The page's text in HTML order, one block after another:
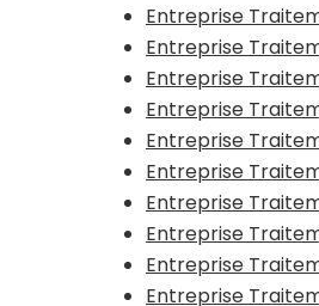
Entreprise
Entreprise
Entreprise
Entreprise
Entreprise
Entreprise
Entreprise
Entreprise
Entreprise
Entreprise